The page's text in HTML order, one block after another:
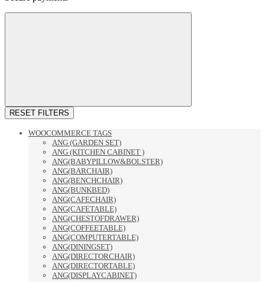
RESET FILTERS
WOOCOMMERCE TAGS
ANG (GARDEN SET)
ANG (KITCHEN CABINET )
ANG(BABYPILLOW&BOLSTER)
ANG(BARCHAIR)
ANG(BENCHCHAIR)
ANG(BUNKBED)
ANG(CAFECHAIR)
ANG(CAFETABLE)
ANG(CHESTOFDRAWER)
ANG(COFFEETABLE)
ANG(COMPUTERTABLE)
ANG(DININGSET)
ANG(DIRECTORCHAIR)
ANG(DIRECTORTABLE)
ANG(DISPLAYCABINET)